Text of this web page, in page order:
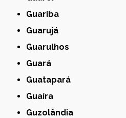
Guariba
Guarujá
Guarulhos
Guará
Guatapará
Guaíra
Guzolândia